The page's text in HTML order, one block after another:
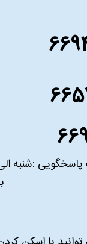
:شنبه الی چهارشنبه 9 الی 18-